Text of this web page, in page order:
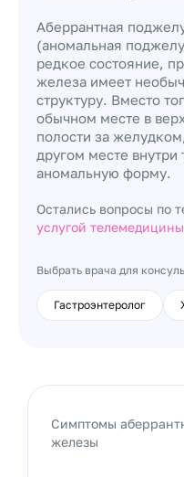
Аберрантная
(аномальная
редкое состояние,
железа имеет
структуру. Вместо
обычном месте в
полости за
другом месте внутри
аномальную форму.
Остались вопросы по
услугой
Выбрать врача для
Гастроэнтеролог
Симптомы
железы